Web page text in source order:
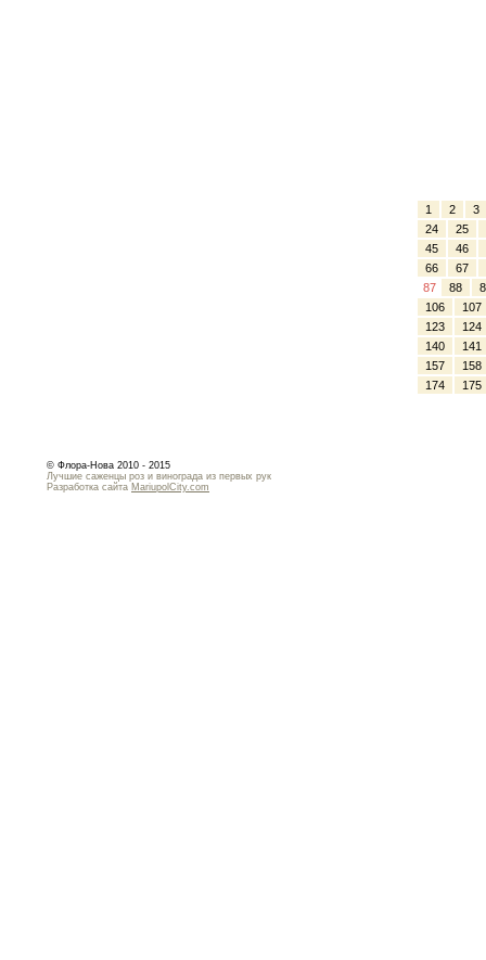
1 2
3
24
25
45
46
66
67
87
88
106
107
123
124
140
141
157
158
174
175
© Флора-Нова 2010 - 2015
Лучшие саженцы роз и винограда из первых рук
Разработка сайта MariupolCity.com